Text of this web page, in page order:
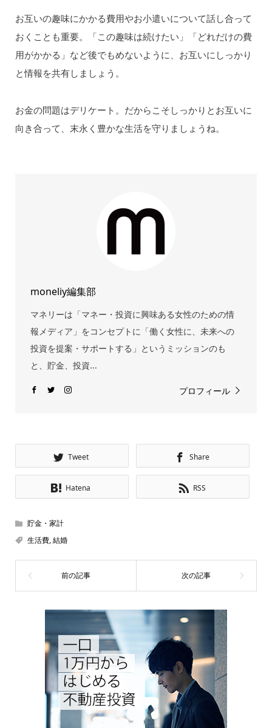
お互いの趣味にかかる費用やお小遣いについて話し合って
おくことも重要。「この趣味は続けたい」「どれだけの費
用がかかる」など後でもめないように、お互いにしっかり
と情報を共有しましょう。
お金の問題はデリケート。だからこそしっかりとお互いに
向き合って、末永く豊かな生活を守りましょうね。
moneliy編集部
マネリーは「マネー・投資に興味ある女性のための情
報メディア」をコンセプトに「働く女性に、未来への
投資を提案・サポートする」というミッションのも
と、貯金、投資...
プロフィール
Tweet Share
Hatena RSS
貯金・家計
生活費,結婚